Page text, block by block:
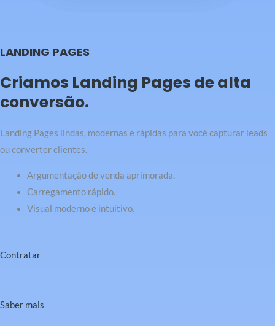
LANDING PAGES
Criamos Landing Pages de alta
conversão.
Landing Pages lindas, modernas e rápidas para você capturar leads
ou converter clientes.
Argumentação de venda aprimorada.
Carregamento rápido.
Visual moderno e intuitivo.
Contratar
Saber mais